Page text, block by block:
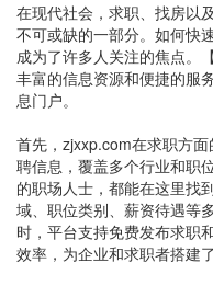
在现代社会，求职、找房以
不可或缺的一部分。如何快
成为了许多人关注的焦点。
丰富的信息资源和便捷的服
息门户。
首先，zjxxp.com在求职方
聘信息，覆盖多个行业和职
的职场人士，都能在这里找
域、职位类别、薪资待遇等
时，平台支持免费发布求职
效率，为企业和求职者搭建